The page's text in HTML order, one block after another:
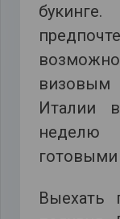
Италии
неделю
готовыми
Выехать